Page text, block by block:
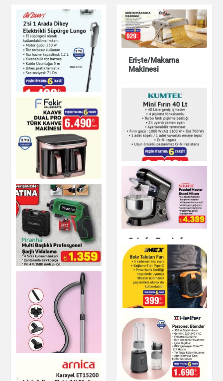
2'si 1 Arada Dikey
Elektrikli Süpürge
Lungo
Erişte/Makarna
Makinesi
KUMTEL Mini Fırın
Küçük Ev Aletleri
KAAVE DUAL PRO
TÜRK KAHVE
MAKİNESİ
Küçük Ev Aletleri
Schafer Prochef
Master Stand Mikser
Küçük Ev Aletleri
Piranha Multi Başlıklı
Profesyonel Şarjlı
Vidalama
Küçük Ev Aletleri
Bele Takılan Fan
Küçük Ev Aletleri